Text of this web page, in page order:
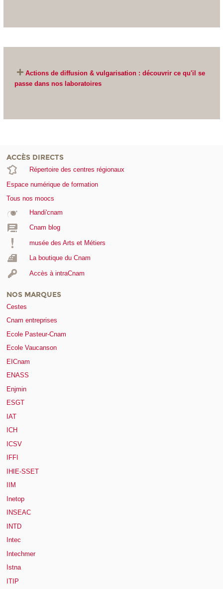
Actions de diffusion & vulgarisation : découvrir ce qu'il se
passe dans nos laboratoires
ACCÈS DIRECTS
Répertoire des centres régionaux
Espace numérique de formation
Tous nos moocs
Handi'cnam
Cnam blog
musée des Arts et Métiers
La boutique du Cnam
Accès à intraCnam
NOS MARQUES
Cestes
Cnam entreprises
Ecole Pasteur-Cnam
Ecole Vaucanson
EICnam
ENASS
Enjmin
ESGT
IAT
ICH
ICSV
IFFI
IHIE-SSET
IIM
Inetop
INSEAC
INTD
Intec
Intechmer
Istna
ITIP